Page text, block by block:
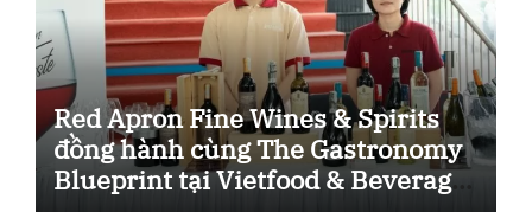
Red Apron Fine Wines & Spirits
đồng hành cùng The Gastronomy
Blueprint tại Vietfood & Beverage